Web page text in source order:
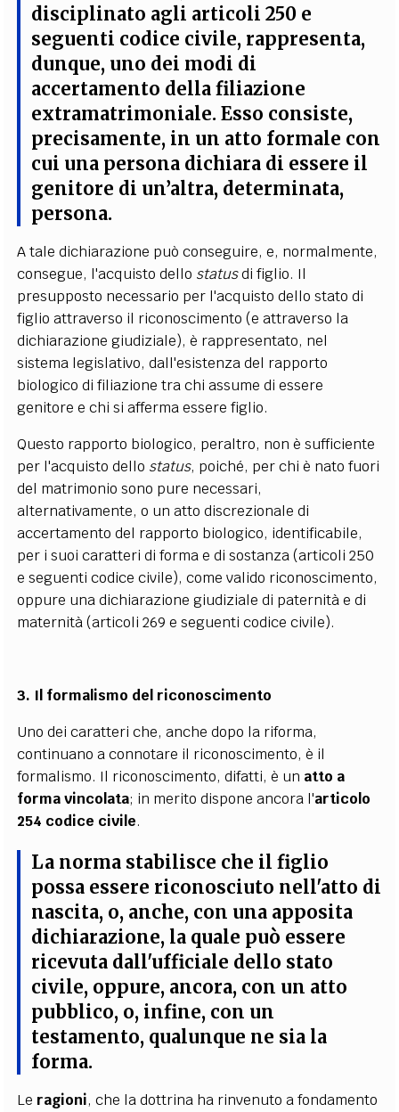
disciplinato agli articoli 250 e
seguenti codice civile, rappresenta,
dunque, uno dei modi di
accertamento della filiazione
extramatrimoniale. Esso consiste,
precisamente, in un atto formale con
cui una persona dichiara di essere il
genitore di un’altra, determinata,
persona.
A tale dichiarazione può conseguire, e, normalmente,
consegue, l'acquisto dello statusdi figlio. Il
presupposto necessario per l'acquisto dello stato di
figlio attraverso il riconoscimento (e attraverso la
dichiarazione giudiziale), è rappresentato, nel
sistema legislativo, dall'esistenza del rapporto
biologico di filiazione tra chi assume di essere
genitore e chi si afferma essere figlio.
Questo rapporto biologico, peraltro, non è sufficiente
per l'acquisto dello status, poiché, per chi è nato fuori
del matrimonio sono pure necessari,
alternativamente, o un atto discrezionale di
accertamento del rapporto biologico, identificabile,
per i suoi caratteri di forma e di sostanza (articoli 250
e seguenti codice civile), come valido riconoscimento,
oppure una dichiarazione giudiziale di paternità e di
maternità (articoli 269 e seguenti codice civile).
3. Il formalismo del riconoscimento
Uno dei caratteri che, anche dopo la riforma,
continuano a connotare il riconoscimento, è il
formalismo. Il riconoscimento, difatti, è un atto a
forma vincolata; in merito dispone ancora l'articolo
254 codice civile.
La norma stabilisce che il figlio
possa essere riconosciuto nell'atto di
nascita, o, anche, con una apposita
dichiarazione, la quale può essere
ricevuta dall'ufficiale dello stato
civile, oppure, ancora, con un atto
pubblico, o, infine, con un
testamento, qualunque ne sia la
forma.
Le ragioni, che la dottrina ha rinvenuto a fondamento